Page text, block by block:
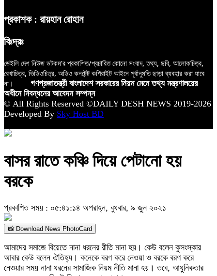
প্রকাশক : রায়হান রোহান
বিঃদ্রঃ
ডেইলি দেশ নিউজ ডটকম’র প্রকাশিত/প্রচারিত কোনো সংবাদ, তথ্য, ছবি, আলোকচিত্র,
রেখাচিত্র, ভিডিওচিত্র, অডিও কনটেন্ট কপিরাইট আইনে পূর্বানুমতি ছাড়া ব্যবহার করা যাবে
না।
গণপ্রজাতন্ত্রী বাংলাদেশ সরকারের নিয়ম মেনে তথ্য মন্ত্রণালয়ের
অধীনে নিবন্ধনের আবেদন সম্পন্ন
© All Rights Reserved ©DAILY DESH NEWS 2019-2026
Developed By Sky Host BD
বাসর রাতে কঞ্চি দিয়ে পেটানো হয়
বরকে
প্রকাশিত সময় : ০৫:৪১:১৪ অপরাহ্ন, বুধবার, ৯ জুন ২০২১
📸 Download News PhotoCard
আমাদের সমাজে বিয়েতে নানা ধরনের রীতি মানা হয়। কেউ বলেন কুসংস্কার
আবার কেউ বলেন ঐতিহ্য। কনেকে বরণ করে নেওয়া ও বরকে বরণ করে
নেওয়ার সময় নানা ধরনের সামাজিক নিয়ম নীতি মানা হয়। তবে, আধুনিকতার